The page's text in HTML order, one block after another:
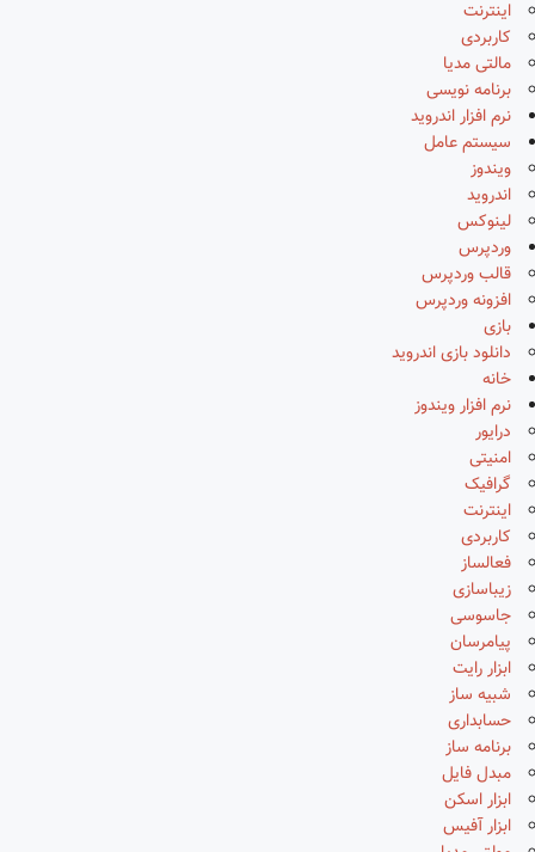
اینترنت
کاربردی
مالتی مدیا
برنامه نویسی
نرم افزار اندروید
سیستم عامل
ویندوز
اندروید
لینوکس
وردپرس
قالب وردپرس
افزونه وردپرس
بازی
دانلود بازی اندروید
خانه
نرم افزار ویندوز
درایور
امنیتی
گرافیک
اینترنت
کاربردی
فعالساز
زیباسازی
جاسوسی
پیامرسان
ابزار رایت
شبیه ساز
حسابداری
برنامه ساز
مبدل فایل
ابزار اسکن
ابزار آفیس